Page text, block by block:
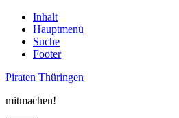
Inhalt
Hauptmenü
Suche
Footer
Piraten Thüringen
mitmachen!